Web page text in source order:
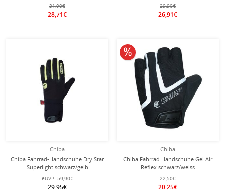
31,90€
28,71€
29,90€
26,91€
Chiba
Chiba Fahrrad-Handschuhe Dry Star
Superlight schwarz/gelb
eUVP: 59,90€
29,95€
Chiba
Chiba Fahrrad Handschuhe Gel Air
Reflex schwarz/weiss
22,50€
20,25€
10% reduziert